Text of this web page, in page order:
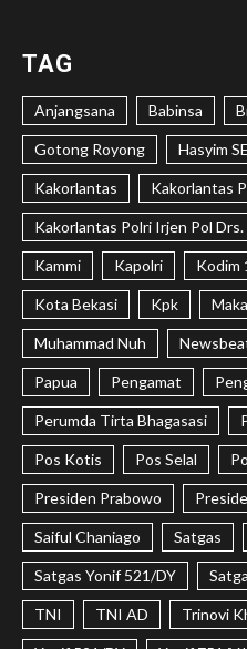
TAG
Anjangsana Babinsa
Gotong Royong Hasyim SE
Kakorlantas Kakorlantas
Kakorlantas Polri Irjen Pol
Kammi Kapolri Kodim
Kota Bekasi Kpk
Muhammad Nuh
Papua Pengamat
Perumda Tirta Bhagasasi
Pos Kotis Pos Selal
Presiden Prabowo
Saiful Chaniago Satgas
Satgas Yonif 521/DY
TNI TNI AD Trinovi